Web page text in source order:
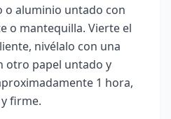
o aluminio untado con
o mantequilla. Vierte el
nivélalo con una
otro papel untado y
1 hora,
firme.